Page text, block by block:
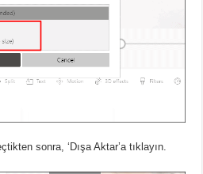
sonra, ‘Dışa Aktar’a tıklayın.